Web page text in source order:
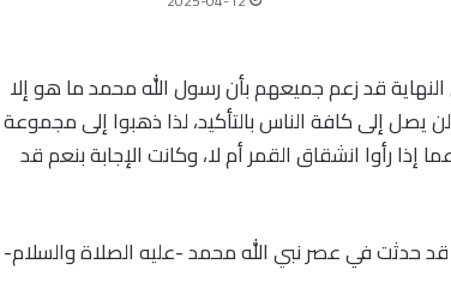
قد زعم جميعهم بأن رسول الله محمد ما هو إلا
إلى كافة الناس بالتأكيد، لذا ذهبوا إلى مجموعة
رأوا انشقاق القمر أم لا، وكانت الإجابة بنعم قد
حدثت في عصر نبي الله محمد -عليه الصلاة والسلام-